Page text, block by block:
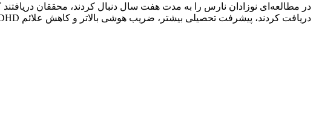
دریافت ‌کردند، پیشرفت تحصیلی بیشتر، ضریب هوشی بالاتر و کاهش علائم ADHD داشتند.